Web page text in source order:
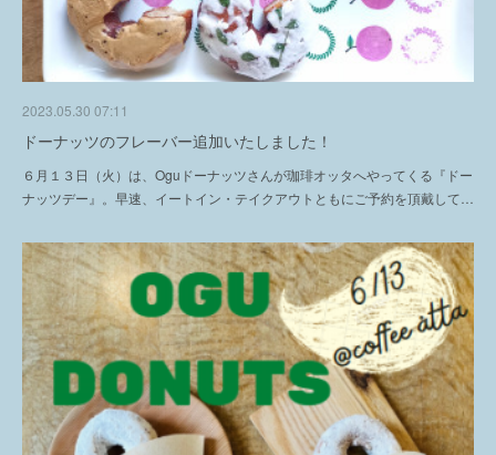
2023.05.30 07:11
ドーナッツのフレーバー追加いたしました！
６月１３日（火）は、Oguドーナッツさんが珈琲オッタへやってくる『ドー
ナッツデー』。早速、イートイン・テイクアウトともにご予約を頂戴して…